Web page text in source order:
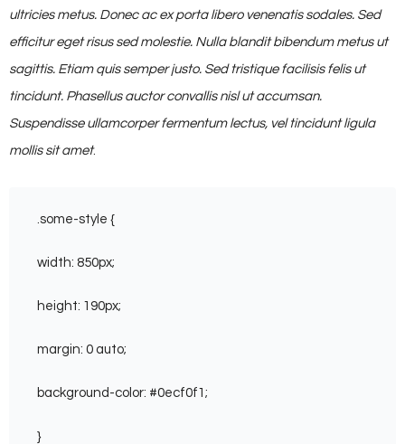
ultricies metus. Donec ac ex porta libero venenatis sodales. Sed
efficitur eget risus sed molestie. Nulla blandit bibendum metus ut
sagittis. Etiam quis semper justo. Sed tristique facilisis felis ut
tincidunt. Phasellus auctor convallis nisl ut accumsan.
Suspendisse ullamcorper fermentum lectus, vel tincidunt ligula
mollis sit amet.
.some-style {
width: 850px;
height: 190px;
margin: 0 auto;
background-color: #0ecf0f1;
}